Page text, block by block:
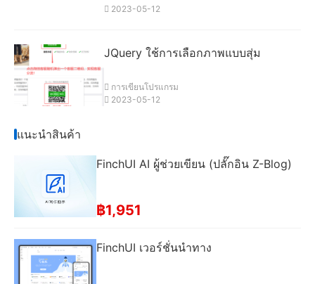
2023-05-12
JQuery ใช้การเลือกภาพแบบสุ่ม
การเขียนโปรแกรม
2023-05-12
แนะนําสินค้า
FinchUI AI ผู้ช่วยเขียน (ปลั๊กอิน Z-Blog)
฿1,951
FinchUI เวอร์ชั่นนําทาง